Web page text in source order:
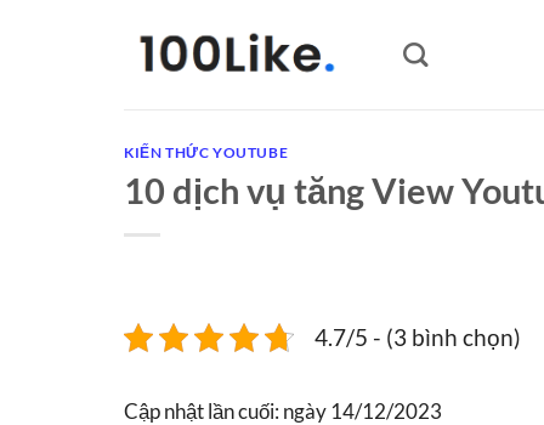
KIẾN THỨC YOUTUBE
10 dịch vụ tăng View
4.7/5 - (3 bình chọn)
Cập nhật lần cuối: ngày 14/12/2023